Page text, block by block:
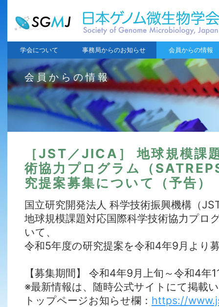
学会について 事務局からのお知らせ 会員からの情報
会員からの情報
［JST／JICA］ 地球規模課
術協力プログラム（
究提案募集について（予告）
国立研究開発法人 科学技術振興機構（
地球規模課題対応国際科学技術協力プロ
いて、
令和5年度の研究提案を令和4年9月より
【募集期間】 令和4年9月上旬～令和4年
※最新情報は、随時公式サイトにて掲載
トップページお知らせ欄： https://